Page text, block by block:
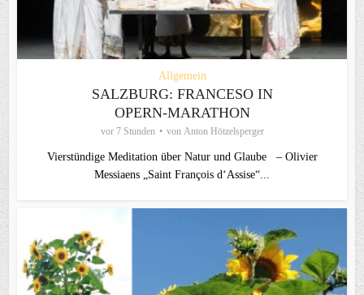
Allgemein
SALZBURG: FRANCESO IN
OPERN-MARATHON
vor 7 Stunden von Anton Hötzelsperger
Vierstündige Meditation über Natur und Glaube – Olivier
Messiaens „Saint François d‘Assise“...